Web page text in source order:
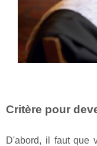
Critère pour
D'abord, il faut que